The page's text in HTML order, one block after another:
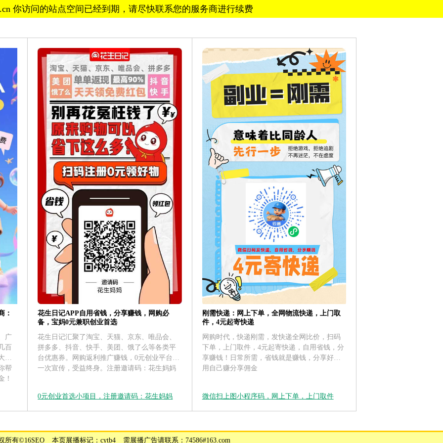
你访问的站点空间已经到期，请尽快联系您的服务商进行续费
：
广
百
运
帮
！
花生日记APP自用省钱，分享赚钱，网购必
备，宝妈0元兼职创业首选
花生日记汇聚了淘宝、天猫、京东、唯品会、
拼多多、抖音、快手、美团、饿了么等各类平
台优惠券。网购返利推广赚钱，0元创业平台，
一次宣传，受益终身。注册邀请码：花生妈妈
0元创业首选小项目，注册邀请码：花生妈妈
刚需快递：网上下单，全网物流快递，上门取
件，4元起寄快递
网购时代，快递刚需，发快递全网比价，扫码
下单，上门取件，4元起寄快递，自用省钱，分
享赚钱！日常所需，省钱就是赚钱，分享好友
用自己赚分享佣金
微信扫上图小程序码，网上下单，上门取件
所有©16SEO _ 本页展播标记：cytb4 _ 需展播广告请联系：74586#163.com